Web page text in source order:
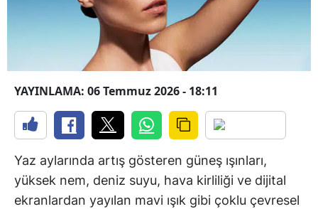
YAYINLAMA: 06 Temmuz 2026 - 18:11
Yaz aylarında artış gösteren güneş ışınları,
yüksek nem, deniz suyu, hava kirliliği ve dijital
ekranlardan yayılan mavi ışık gibi çoklu çevresel